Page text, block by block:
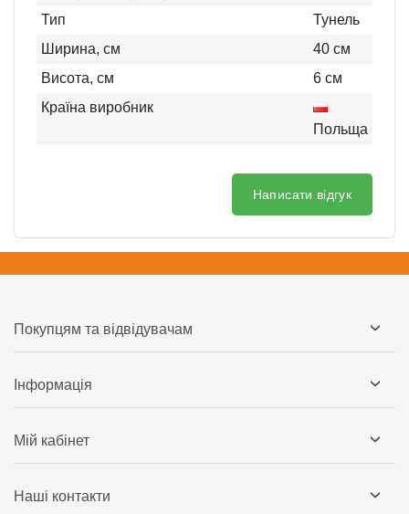
Тип
Тунель
Ширина, см
40 см
Висота, см
6 см
Країна виробник
Польща
Написати відгук
Покупцям та відвідувачам
Інформація
Мій кабінет
Наші контакти